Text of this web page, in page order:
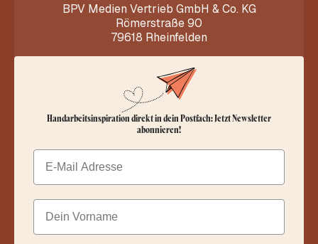
BPV Medien Vertrieb GmbH & Co. KG
Römerstraße 90
79618 Rheinfelden
Handarbeitsinspiration direkt in dein Postfach: Jetzt Newsletter
abonnieren!
Email
Dein Vorname